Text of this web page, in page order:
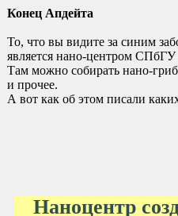
Конец Апдейта
То, что вы видите за синим
является нано-центром СПбГУ
Там можно собирать нано-
и прочее.
А вот как об этом писали
Наноцентр